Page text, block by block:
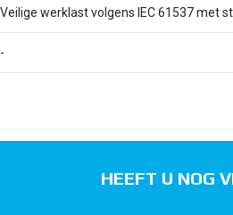
Veilige werklast volgens IEC 61537 met
-
HEEFT U NOG